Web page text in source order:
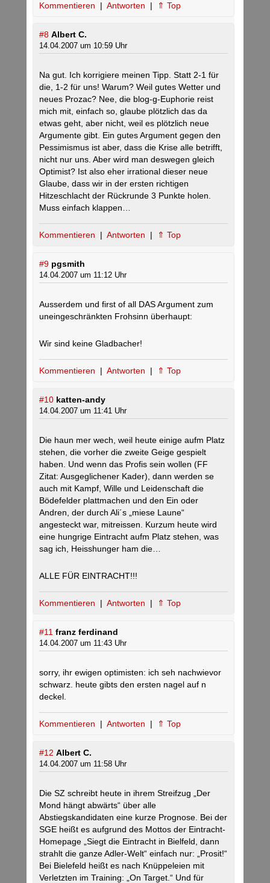
Kommentieren | Antworten | ⇑ Top
#8 Albert C.
14.04.2007 um 10:59 Uhr
Na gut. Ich korrigiere meinen Tipp. Statt 2-1 für
die, 1-2 für uns! Warum? Weil gutes Wetter und
neues Prozac? Nee, die blog-g-Euphorie reist
mich mit, einfach so, glaube plötzlich das da
etwas geht, aber nicht, weil es plötzlich neue
Argumente gibt. Ein gutes Argument gegen den
Pessimismus ist aber, dass die Krise alle betrifft,
nicht nur uns. Aber wird man deswegen gleich
Optimist? Ist also eher irrational dieser neue
Glaube, dass wir in der ersten richtigen
Hitzeschlacht der Rückrunde 3 Punkte holen.
Muss einfach klappen…
Kommentieren | Antworten | ⇑ Top
#9 pgsmith
14.04.2007 um 11:12 Uhr
Ausserdem und first of all DAS Argument zum
uneingeschränkten Frohsinn überhaupt:
Wir sind keine Gladbacher!
Kommentieren | Antworten | ⇑ Top
#10 katten-andy
14.04.2007 um 11:41 Uhr
Die haun mer wech, weil heute einige aufm Platz
stehen, die vorher die zweite Geige gespielt
haben. Und wenn das Profis sein wollen (FF
Zitat: Ausgeglichener Kader), dann werden se
auch mit Kampf, Wille und Leidenschaft die
Bödefelder plattmachen und den Ein oder
Andren, der durch Ali´s „miese Laune“
angesteckt war, mitreissen. Kurzum heute wird
eine hungrige Eintracht aufm Platz stehen, was
sag ich, Heisshunger ham die…
ALLE FÜR EINTRACHT!!!
Kommentieren | Antworten | ⇑ Top
#11 franz ferdinand
14.04.2007 um 11:43 Uhr
sorry, ihr ewigen optimisten: ich seh nachwievor
schwarz. heute gibts den ersten nagel auf n
deckel.
Kommentieren | Antworten | ⇑ Top
#12 Albert C.
14.04.2007 um 11:58 Uhr
Die SZ schreibt heute in ihrem Streifzug „Der
Mond hängt abwärts“ über alle
Abstiegskandidaten eine kurze Prognose. Bei der
SGE heißt es aufgrund des Mottos der Eintracht-
Homepage „Siegt die Eintracht in Bielfeld, dann
strahlt die ganze Adler-Welt“ einfach nur: „Prosit!“
Bei Bielefeld heißt es nach Knüppeleien mit
Verletzten im Training: „On Target.“ Und für